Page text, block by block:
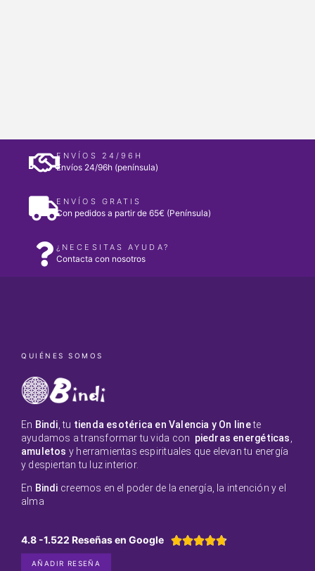
ENVÍOS 24/96H
Envíos 24/96h (península)
ENVÍOS GRATIS
Con pedidos a partir de 65€ (Península)
¿NECESITAS AYUDA?
Contacta con nosotros
QUIÉNES SOMOS
En Bindi , tu tienda esotérica en Valencia y On linete
ayudamos a transformar tu vida con piedras energéticas
amuletos y herramientas espirituales que elevan tu energía
y despiertan tu luz interior.
En Bindi creemos en el poder de la energía, la intención y el
alma
4.8 -1.522 Reseñas en Google 
AÑADIR RESEÑA